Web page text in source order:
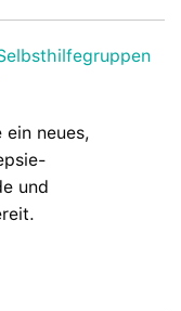
neues,
und